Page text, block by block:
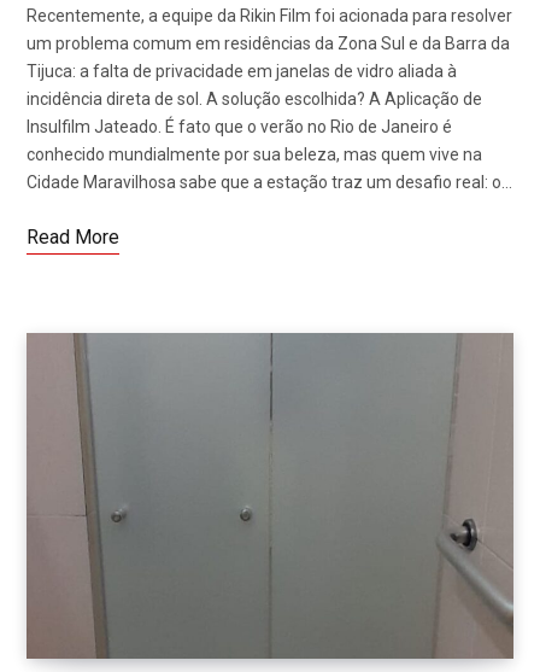
Recentemente, a equipe da Rikin Film foi acionada para resolver
um problema comum em residências da Zona Sul e da Barra da
Tijuca: a falta de privacidade em janelas de vidro aliada à
incidência direta de sol. A solução escolhida? A Aplicação de
Insulfilm Jateado. É fato que o verão no Rio de Janeiro é
conhecido mundialmente por sua beleza, mas quem vive na
Cidade Maravilhosa sabe que a estação traz um desafio real: o…
Read More